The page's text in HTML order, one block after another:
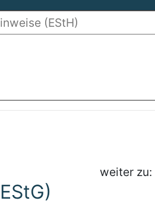
weiter zu: